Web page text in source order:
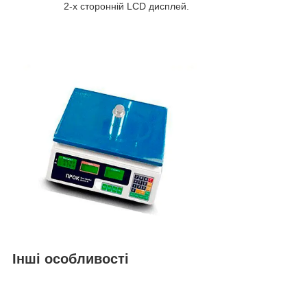
2-х сторонній LCD дисплей.
Інші особливості